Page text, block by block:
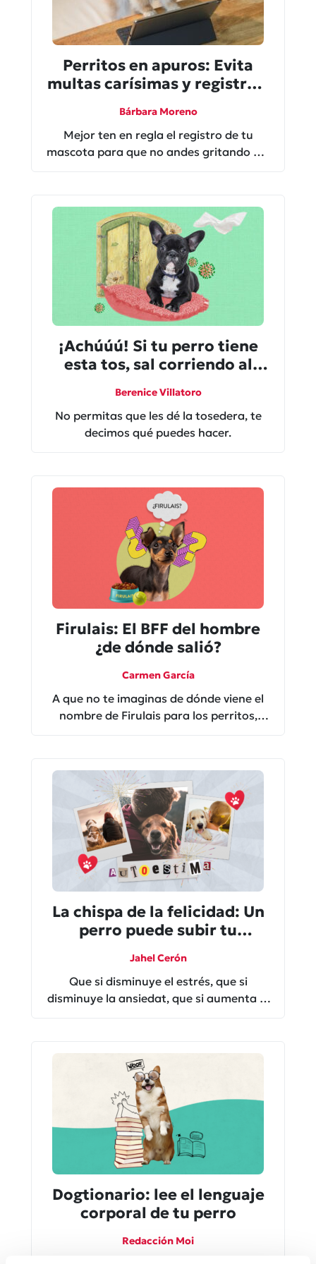
Perritos en apuros: Evita
multas carísimas y registra a
Bárbara Moreno
Mejor ten en regla el registro de tu
mascota para que no andes gritando del
¡Achúúú! Si tu perro tiene
esta tos, sal corriendo al
Berenice Villatoro
No permitas que les dé la tosedera, te
decimos qué puedes hacer.
Firulais: El BFF del hombre
¿de dónde salió?
Carmen García
A que no te imaginas de dónde viene el
nombre de Firulais para los perritos,
La chispa de la felicidad: Un
perro puede subir tu
Jahel Cerón
Que si disminuye el estrés, que si
disminuye la ansiedat, que si aumenta la
Dogtionario: lee el lenguaje
corporal de tu perro
Redacción Moi